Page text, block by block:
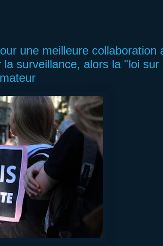
une meilleure collaboration
surveillance, alors la "loi sur